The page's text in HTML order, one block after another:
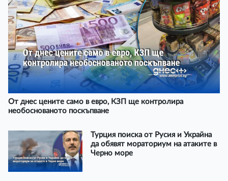
От днес цените само в евро, КЗП ще контролира
необоснованото поскъпване
Турция поиска от Русия и Украйна
да обявят мораториум на атаките в
Черно море